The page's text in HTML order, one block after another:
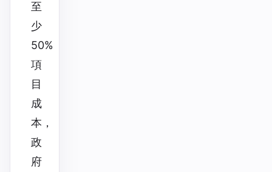
至
少
50%
項
目
成
本，
政
府